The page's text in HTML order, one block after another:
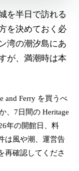
を半日で訪れる
を決めておく必
湾の潮汐島にあ
が、満潮時は本
and Ferry を買うべ
、7日間の Heritage
年の開館日、料
は風や潮、運営告
再確認してくださ